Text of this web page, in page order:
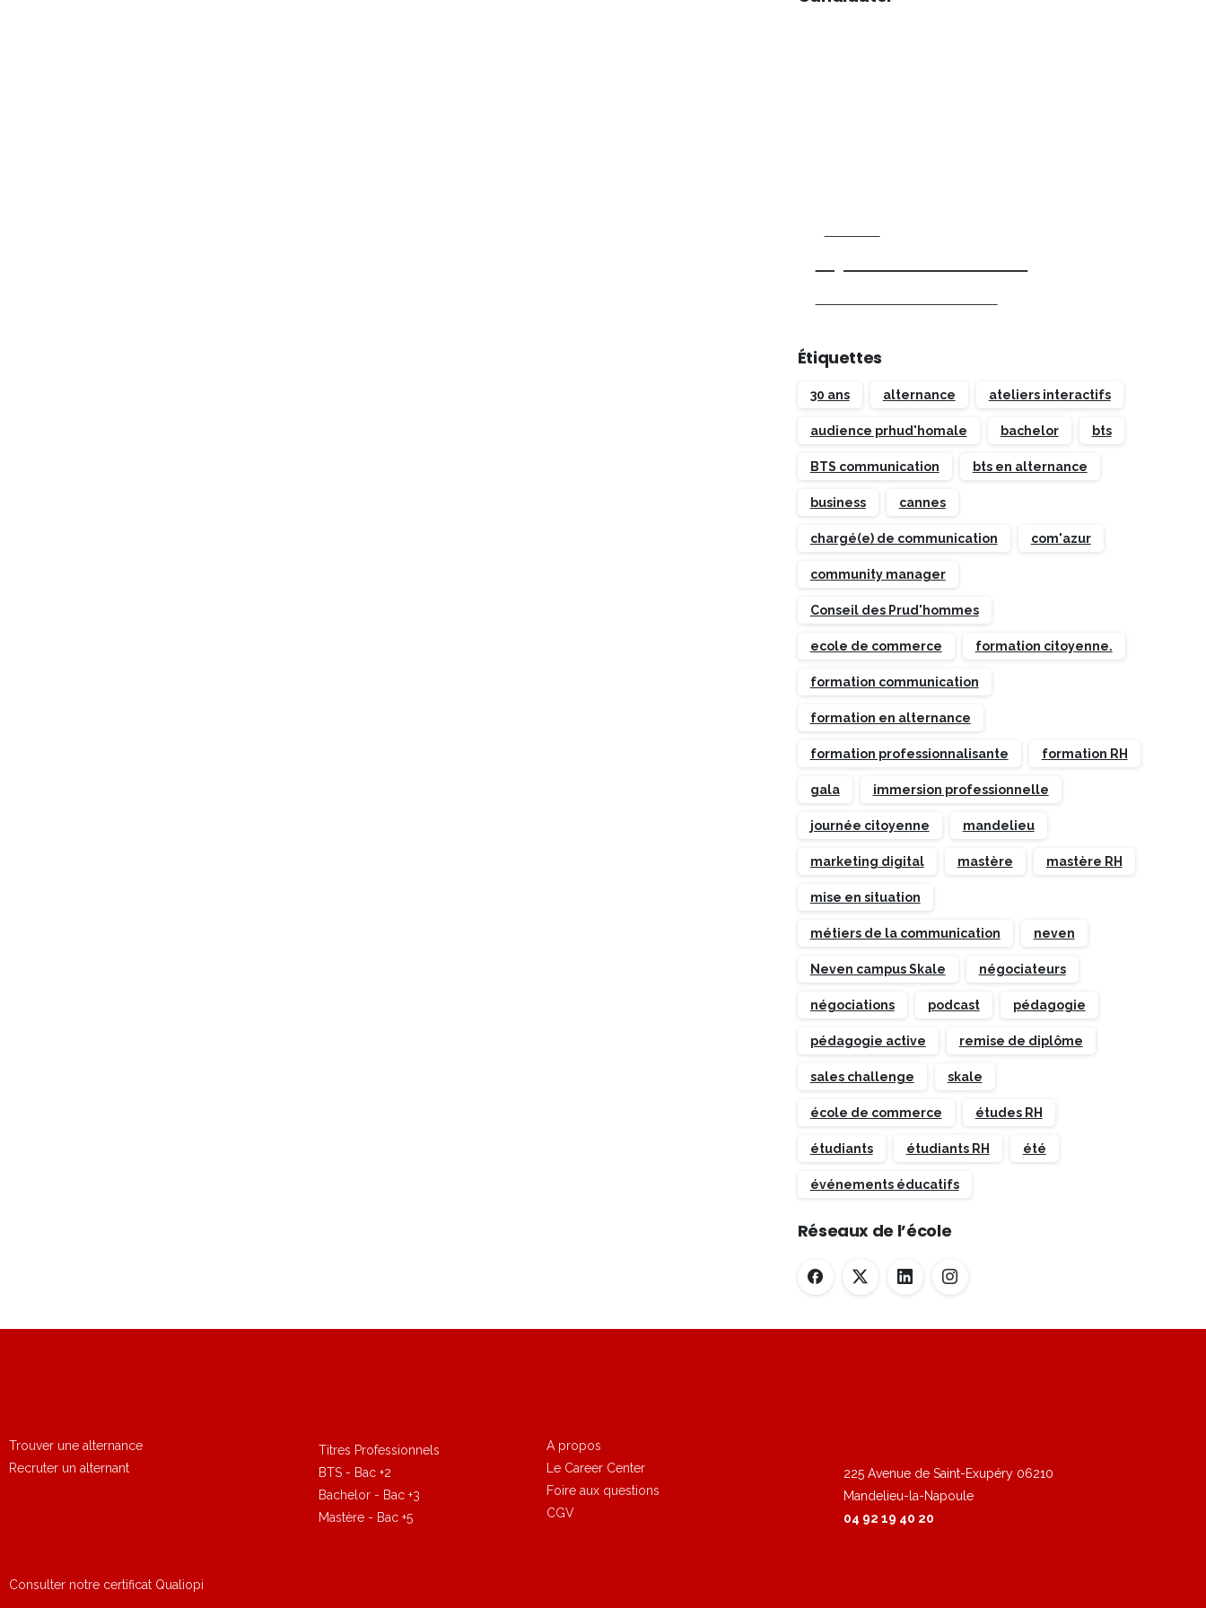
Étiquettes
30 ans alternance ateliers interactifs
audience prhud'homale bachelor bts
BTS communication bts en alternance
business cannes
chargé(e) de communication com'azur
community manager
Conseil des Prud'hommes
ecole de commerce formation citoyenne.
formation communication
formation en alternance
formation professionnalisante formation RH
gala immersion professionnelle
journée citoyenne mandelieu
marketing digital mastère mastère RH
mise en situation
métiers de la communication neven
Neven campus Skale négociateurs
négociations podcast pédagogie
pédagogie active remise de diplôme
sales challenge skale
école de commerce études RH
étudiants étudiants RH été
événements éducatifs
Réseaux de l’école
Trouver une alternance
Recruter un alternant
Consulter notre certificat Qualiopi
Titres Professionnels
BTS - Bac +2
Bachelor - Bac +3
Mastère - Bac +5
A propos
Le Career Center
Foire aux questions
CGV